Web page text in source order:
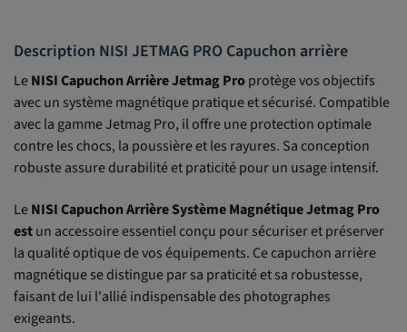
Description NISI JETMAG PRO Capuchon arrière
LeNISI Capuchon Arrière Jetmag Proprotège vos objectifs
avec un système magnétique pratique et sécurisé. Compatible
avec la gamme Jetmag Pro, il offre une protection optimale
contre les chocs, la poussière et les rayures. Sa conception
robuste assure durabilité et praticité pour un usage intensif.
LeNISI Capuchon Arrière Système Magnétique Jetmag Pro
estun accessoire essentiel conçu pour sécuriser et préserver
la qualité optique de vos équipements. Ce capuchon arrière
magnétique se distingue par sa praticité et sa robustesse,
faisant de lui l'allié indispensable des photographes
exigeants.